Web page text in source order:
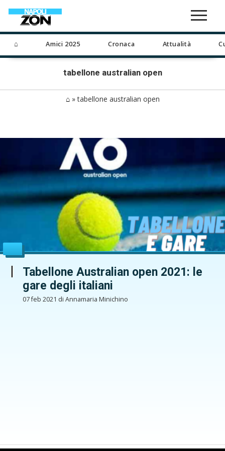
⌂ Amici 2025 Cronaca Attualità
tabellone australian open
⌂»tabellone australian open
Tabellone Australian open 2021: le
gare degli italiani
07 feb 2021 di Annamaria Minichino